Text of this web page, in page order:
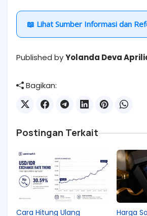
📖 Lihat Sumber Informasi dan
Published byYolanda Deva
Bagikan:
Postingan Terkait
Cara Hitung Ulang Harga